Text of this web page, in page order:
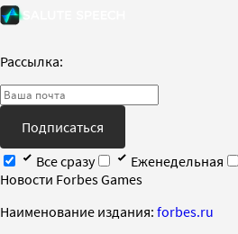
Рассылка:
Подписаться
Все сразу
Еженедельная
Новости Forbes Games
Наименование издания: forbes.ru